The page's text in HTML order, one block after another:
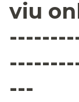
viu
---